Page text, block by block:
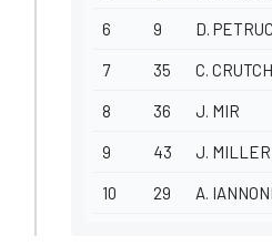
6 9 D.
7 35 C.
8 36 J. MIR
9 43 J. MILLER
10 29 A.